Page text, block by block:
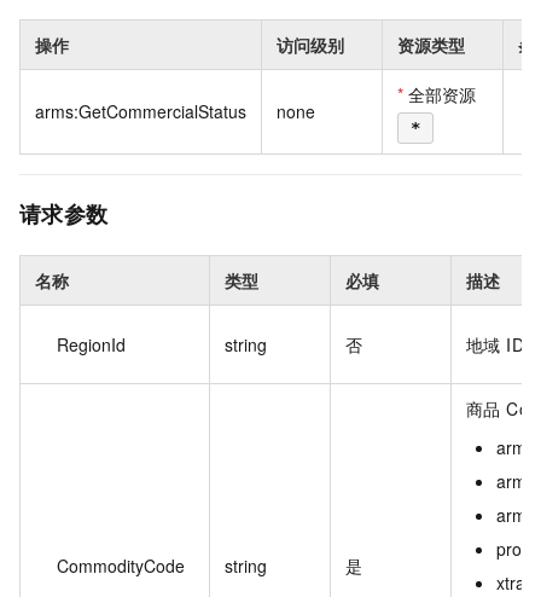
操作 访问级别 资源类型 条
arms:GetCommercialStatus none
* 全部资源
*
请求参数
名称 类型 必填 描述
RegionId string 否 地域 ID
CommodityCode string 是
商品